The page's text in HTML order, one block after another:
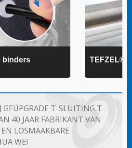
binders TEFZEL®
T-SLUITING T-
40 JAAR FABRIKANT VAN
LOSMAAKBARE
WEI